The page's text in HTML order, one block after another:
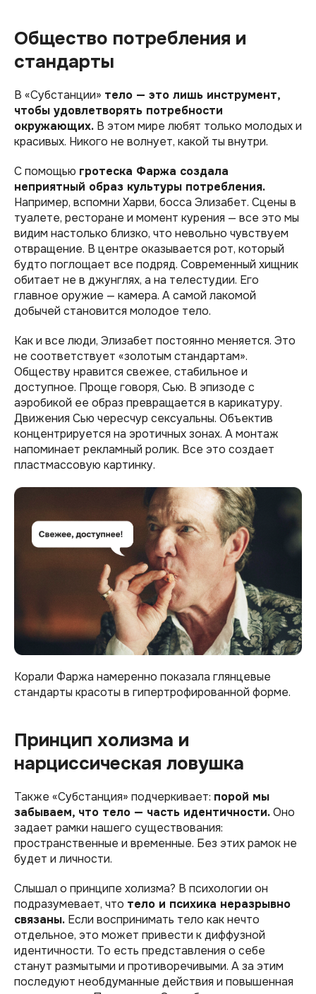
Общество потребления и
стандарты
В «Субстанции» тело — это лишь инструмент,
чтобы удовлетворять потребности
окружающих. В этом мире любят только молодых и
красивых. Никого не волнует, какой ты внутри.
С помощью гротеска Фаржа создала
неприятный образ культуры потребления.
Например, вспомни Харви, босса Элизабет. Сцены в
туалете, ресторане и момент курения — все это мы
видим настолько близко, что невольно чувствуем
отвращение. В центре оказывается рот, который
будто поглощает все подряд. Современный хищник
обитает не в джунглях, а на телестудии. Его
главное оружие — камера. А самой лакомой
добычей становится молодое тело.
Как и все люди, Элизабет постоянно меняется. Это
не соответствует «золотым стандартам».
Обществу нравится свежее, стабильное и
доступное. Проще говоря, Сью. В эпизоде с
аэробикой ее образ превращается в карикатуру.
Движения Сью чересчур сексуальны. Объектив
концентрируется на эротичных зонах. А монтаж
напоминает рекламный ролик. Все это создает
пластмассовую картинку.
Корали Фаржа намеренно показала глянцевые
стандарты красоты в гипертрофированной форме.
Принцип холизма и
нарциссическая ловушка
Также «Субстанция» подчеркивает: порой мы
забываем, что тело — часть идентичности.Оно
задает рамки нашего существования:
пространственные и временные. Без этих рамок не
будет и личности.
Слышал о принципе холизма? В психологии он
подразумевает, что тело и психика неразрывно
связаны. Если воспринимать тело как нечто
отдельное, это может привести к диффузной
идентичности. То есть представления о себе
станут размытыми и противоречивыми. А за этим
последуют необдуманные действия и повышенная